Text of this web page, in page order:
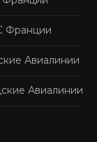
Франции
Авиалинии
Авиалинии